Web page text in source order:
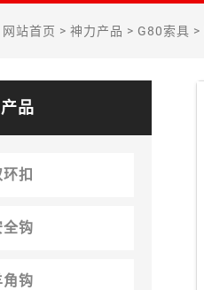
网站首页 > 神力产品 > G80索具 >
品
环扣
全钩
角钩